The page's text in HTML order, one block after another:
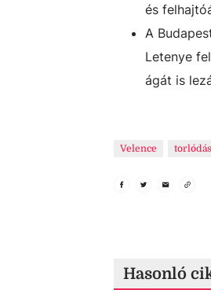
és
A
Letenye
ágát is
Velence torlódás
Hasonló